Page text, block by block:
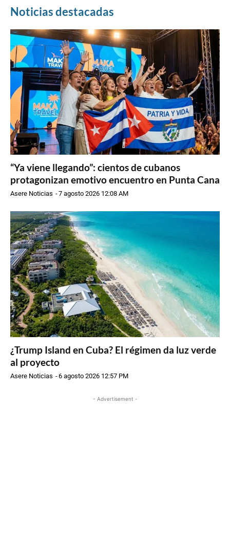
Noticias destacadas
“Ya viene llegando”: cientos de cubanos
protagonizan emotivo encuentro en Punta Cana
Asere Noticias -7 agosto 2026 12:08 AM
¿Trump Island en Cuba? El régimen da luz verde
al proyecto
Asere Noticias -6 agosto 2026 12:57 PM
- Advertisement -